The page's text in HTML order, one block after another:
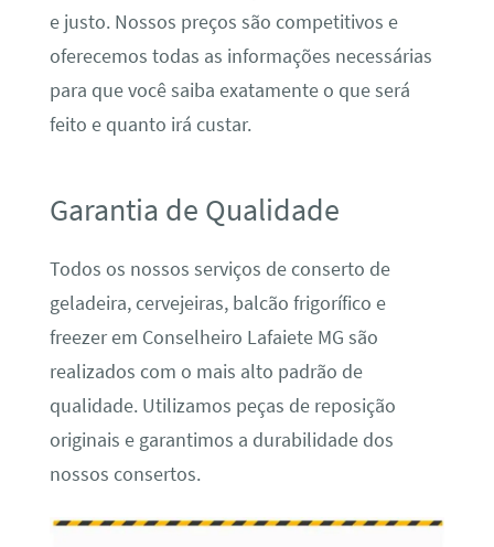
e justo. Nossos preços são competitivos e
oferecemos todas as informações necessárias
para que você saiba exatamente o que será
feito e quanto irá custar.
Garantia de Qualidade
Todos os nossos serviços de conserto de
geladeira, cervejeiras, balcão frigorífico e
freezer em Conselheiro Lafaiete MG são
realizados com o mais alto padrão de
qualidade. Utilizamos peças de reposição
originais e garantimos a durabilidade dos
nossos consertos.